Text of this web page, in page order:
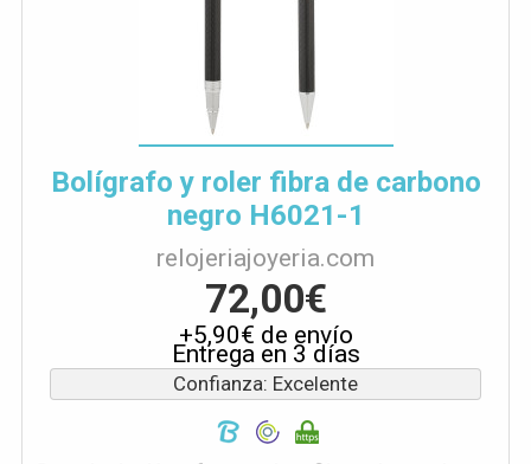
Bolígrafo y roler fibra de carbono
negro H6021-1
relojeriajoyeria.com
72,00€
+5,90€ de envío
Entrega en 3 días
Confianza: Excelente